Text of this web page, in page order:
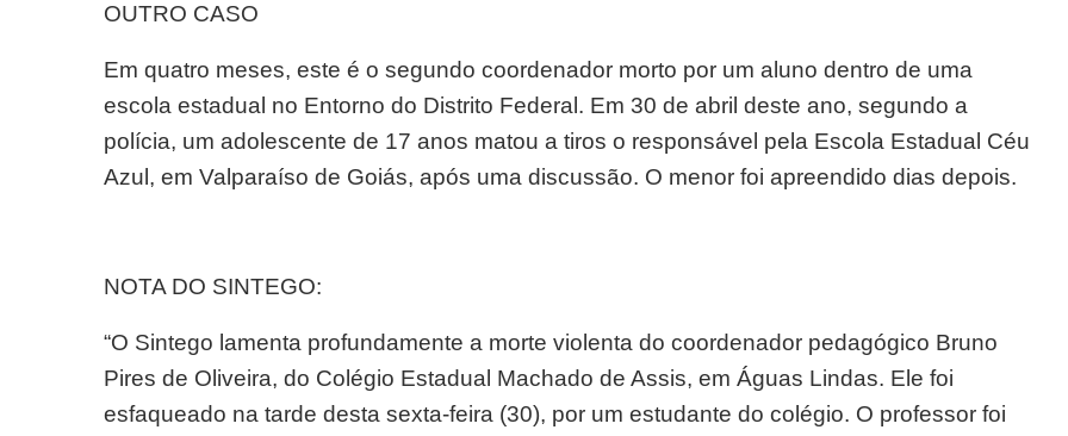
OUTRO CASO
Em quatro meses, este é o segundo coordenador morto por um aluno dentro de uma
escola estadual no Entorno do Distrito Federal. Em 30 de abril deste ano, segundo a
polícia, um adolescente de 17 anos matou a tiros o responsável pela Escola Estadual Céu
Azul, em Valparaíso de Goiás, após uma discussão. O menor foi apreendido dias depois.
NOTA DO SINTEGO:
“O Sintego lamenta profundamente a morte violenta do coordenador pedagógico Bruno
Pires de Oliveira, do Colégio Estadual Machado de Assis, em Águas Lindas. Ele foi
esfaqueado na tarde desta sexta-feira (30), por um estudante do colégio. O professor foi